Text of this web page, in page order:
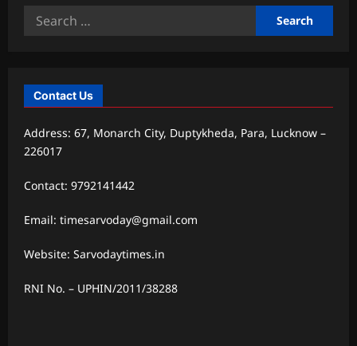
Search
Contact Us
Address: 67, Monarch City, Duptykheda, Para, Lucknow –
226017
Contact: 9792141442
Email: timesarvoday@gmail.com
Website: Sarvodaytimes.in
RNI No. – UPHIN/2011/38288